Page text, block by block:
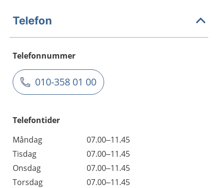
Telefon
Telefonnummer
010-358 01 00
Telefontider
Måndag
07.00–11.45
Tisdag
07.00–11.45
Onsdag
07.00–11.45
Torsdag
07.00–11.45